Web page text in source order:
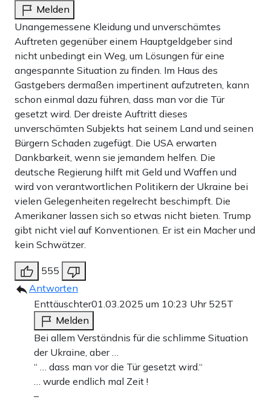
Melden
Unangemessene Kleidung und unverschämtes
Auftreten gegenüber einem Hauptgeldgeber sind
nicht unbedingt ein Weg, um Lösungen für eine
angespannte Situation zu finden. Im Haus des
Gastgebers dermaßen impertinent aufzutreten, kann
schon einmal dazu führen, dass man vor die Tür
gesetzt wird. Der dreiste Auftritt dieses
unverschämten Subjekts hat seinem Land und seinen
Bürgern Schaden zugefügt. Die USA erwarten
Dankbarkeit, wenn sie jemandem helfen. Die
deutsche Regierung hilft mit Geld und Waffen und
wird von verantwortlichen Politikern der Ukraine bei
vielen Gelegenheiten regelrecht beschimpft. Die
Amerikaner lassen sich so etwas nicht bieten. Trump
gibt nicht viel auf Konventionen. Er ist ein Macher und
kein Schwätzer.
555
Antworten
Enttäuschter01.03.2025 um 10:23 Uhr 525T
Melden
Bei allem Verständnis für die schlimme Situation
der Ukraine, aber …
“ … dass man vor die Tür gesetzt wird.“
… wurde endlich mal Zeit !
–